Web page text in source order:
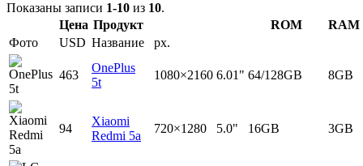
Показаны записи 1-10 из 10.
Цена Продукт ROM
RAM
Фото
USD Название px.
463
OnePlus
5t
1080×2160 6.01" 64/128GB 8GB
94
Xiaomi
Redmi 5a
720×1280 5.0" 16GB 3GB